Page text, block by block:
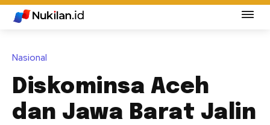
Nasional
Diskominsa Aceh
dan Jawa Barat Jalin